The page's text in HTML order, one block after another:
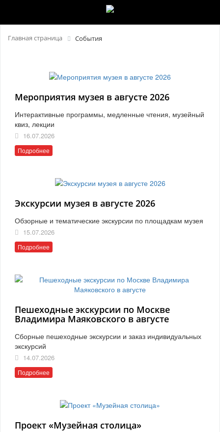
Главная страница События
Мероприятия музея в августе 2026
Интерактивные программы, медленные чтения, музейный
квиз, лекции
16.07.2026
Подробнее
Экскурсии музея в августе 2026
Обзорные и тематические экскурсии по площадкам музея
15.07.2026
Подробнее
Пешеходные экскурсии по Москве
Владимира Маяковского в августе
Сборные пешеходные экскурсии и заказ индивидуальных
экскурсий
14.07.2026
Подробнее
Проект «Музейная столица»